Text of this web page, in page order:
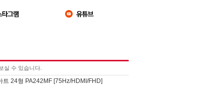
실 수 있습니다.
트 24형 PA242MF [75Hz/HDMI/FHD]